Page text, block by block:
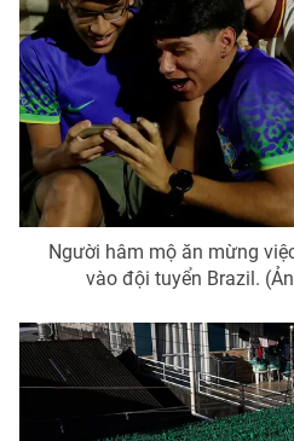
Người hâm mộ ăn mừng
vào đội tuyển Brazil.